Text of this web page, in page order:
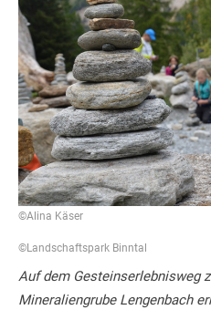
©Alina Käser
©Landschaftspark Binntal
Auf dem Gesteinserlebnisweg
Mineraliengrube Lengenbach